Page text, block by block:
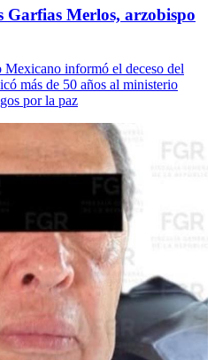
Garfias Merlos, arzobispo
informó el deceso del
más de 50 años al ministerio
por la paz